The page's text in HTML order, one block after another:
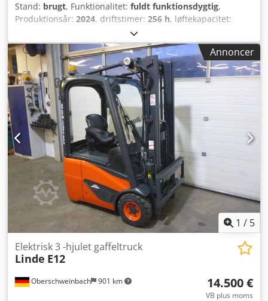
Stand: brugt, Funktionalitet: fuldt funktionsdygtig,
Produktionsår: 2024, driftstimer: 256 h, løftekapacitet:
4.625 mm
mastetype:triplex, bygningshøjde:2.120 mm, drivtype:
Elektro, Elektrisk 3-hjulet gaffeltruck Mastetype: triplex
Teknisk stand: god Sideskifter, gafelspreder, Crsdpfxjy Ih
Nvs Ai Asf 3. ventil, 4. ventil, tagafdækning, forrude,
halvkabine, STVZO-godkendelse,
Annoncer
1 / 5
Oberschweinbach 901 km
Elektrisk 3 -hjulet gaffeltruck
Linde E12
14.500 €
VB plus moms